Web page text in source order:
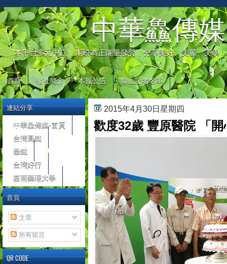
中華鱻傳媒
本平台多元中立，期盼為正能量發聲，分享美好、美麗、美學
首頁 報社簡介 本報公告 線上記者名單
2015年4月30日星期四
歡度32歲 豐原醫院 「
連結分享
中華鱻傳媒-首頁
台灣高鐵
臺鐵
台灣好行
嘉南藥理大學
首頁
文章
所有留言
QR CODE